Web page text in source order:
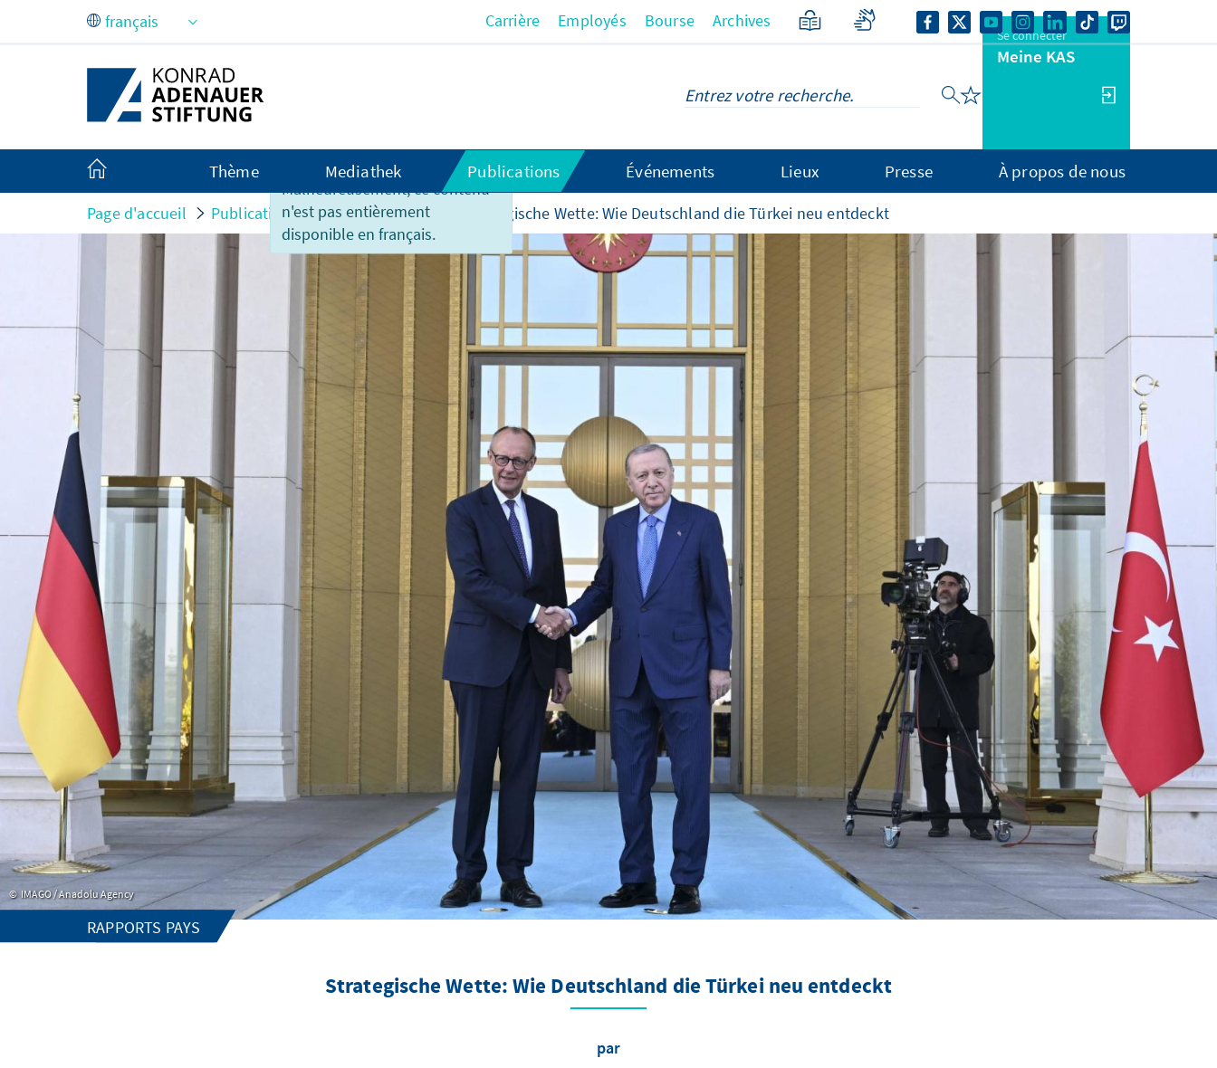
Saut au contenu principal
Malheureusement, ce contenu
n'est pas entièrement
disponible en français.
Carrière Employés Bourse Archives
Se connecter
Meine KAS
Thème Mediathek Publications Événements Lieux Presse À propos de nous
Page d'accueil Publications Reportages pays Strategische Wette: Wie Deutschland die Türkei neu entdeckt
IMAGO / Anadolu Agency
RAPPORTS PAYS
Strategische Wette: Wie Deutschland die Türkei neu entdeckt
par